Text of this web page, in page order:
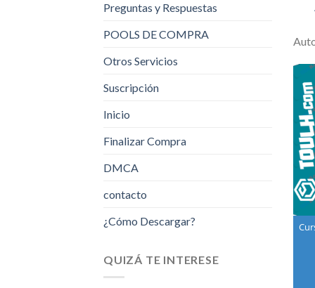
Preguntas y Respuestas
POOLS DE COMPRA
Otros Servicios
Suscripción
Inicio
Finalizar Compra
DMCA
contacto
¿Cómo Descargar?
QUIZÁ TE INTERESE